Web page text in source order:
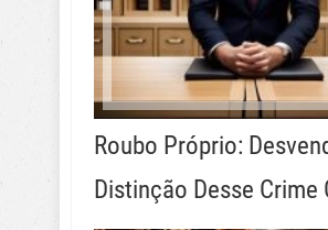
Roubo Próprio:
Distinção Desse Crime